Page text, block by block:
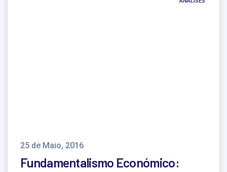
25 de Maio, 2016
Fundamentalismo Económico: